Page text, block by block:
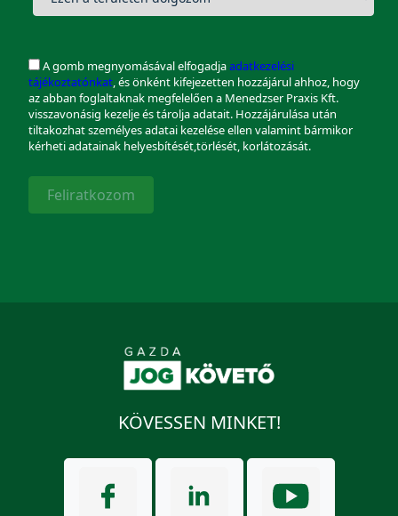
A gomb megnyomásával elfogadjaadatkezelési
tájékoztatónkat, és önként kifejezetten hozzájárul ahhoz, hogy
az abban foglaltaknak megfelelően a Menedzser Praxis Kft.
visszavonásig kezelje és tárolja adatait. Hozzájárulása után
tiltakozhat személyes adatai kezelése ellen valamint bármikor
kérheti adatainak helyesbítését,törlését, korlátozását.
Feliratkozom
KÖVESSEN MINKET!